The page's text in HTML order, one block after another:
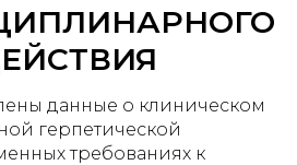
данные о клиническом
герпетической
требованиях к